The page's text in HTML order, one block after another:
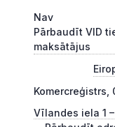
Nav
Pārbaudīt VID
maksātājus
Komercreģistrs,
Vīlandes iela 1 –